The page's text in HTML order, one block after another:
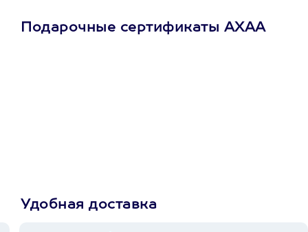
Подарочные сертификаты АХАА
Удобная доставка